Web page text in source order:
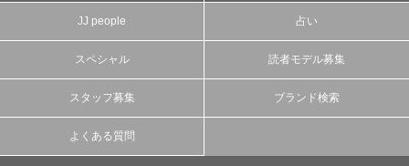
JJ people 占い
スペシャル 読者モデル募集
スタッフ募集 ブランド検索
よくある質問